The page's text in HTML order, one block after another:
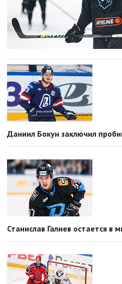
Даниил Бокун заключил
Станислав Галиев остается в